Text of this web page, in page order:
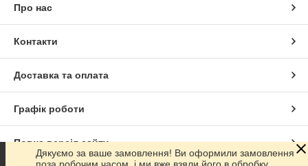
Про нас
Контакти
Доставка та оплата
Графік роботи
Повна версія сайту
Дякуємо за ваше замовлення! Ви оформили замовлення